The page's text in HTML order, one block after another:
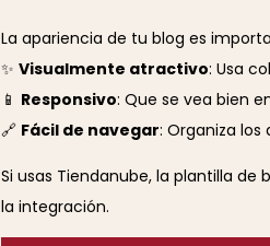
La apariencia de tu blog es
✨ Visualmente atractivo: Usa
📱 Responsivo: Que se vea bien
🔗 Fácil de navegar: Organiza
Si usas Tiendanube, la plantilla
la integración.